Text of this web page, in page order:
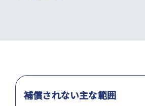
補償されない主な範囲